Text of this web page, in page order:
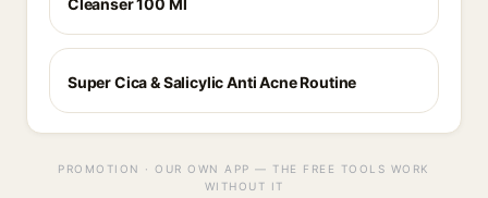
Cleanser 100 Ml
Super Cica & Salicylic Anti Acne Routine
PROMOTION · OUR OWN APP — THE FREE TOOLS WORK
WITHOUT IT